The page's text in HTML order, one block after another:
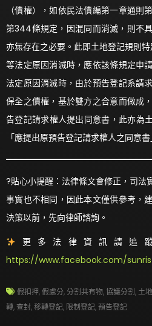
（債權），如依民法債編第一章通則
第344條規定，因混同而消滅，則不
亦無存在之必要。此即土地登記規則
等法定原因消滅時，應依該條規定申
法定原因消滅時，由於預告登記系請
保全之債權，基於雙方之合意而做成
告登記請求權人提出同意書，此亦為
「應提出原預告登記請求權人之同意
?貼心小提醒：法律條文會修正，司法
事實也不相同，因此本文僅供參考，
決策以前，先向律師諮詢。
更多法律資訊請追
https://www.facebook.com/
假扣押,假處分,分割共有物,協議分割,土
轉,查封,移轉登記, 限制登記,預告登記